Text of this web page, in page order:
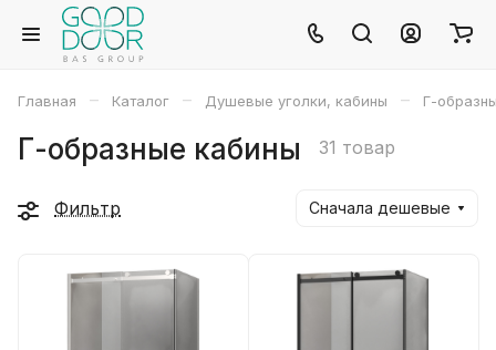
Главная – Каталог – Душевые уголки, кабины – Г-
Г-образные кабины 31 товар
Фильтр Сначала дешевые